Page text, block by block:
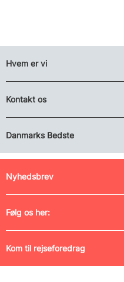
Hvem er vi
Kontakt os
Danmarks Bedste
Nyhedsbrev
Følg os her:
Kom til rejseforedrag